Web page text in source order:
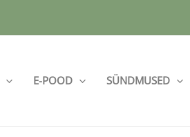
E-POOD SÜNDMUSED